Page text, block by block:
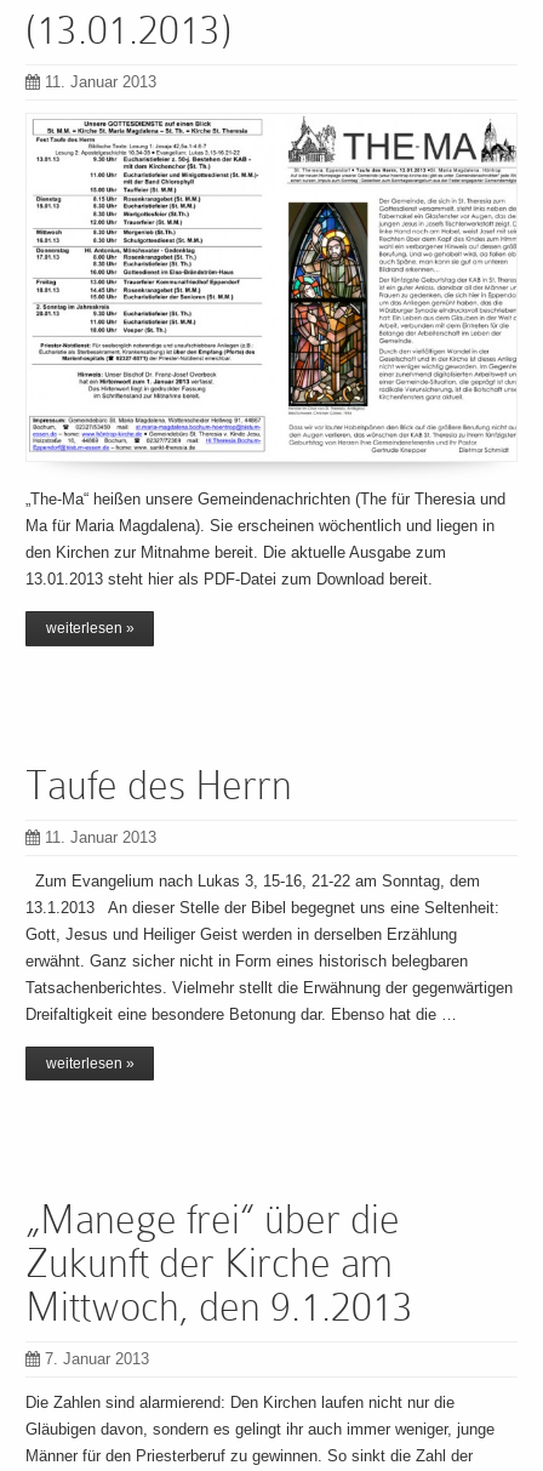
(13.01.2013)
11. Januar 2013
„The-Ma“ heißen unsere Gemeindenachrichten (The für Theresia und
Ma für Maria Magdalena). Sie erscheinen wöchentlich und liegen in
den Kirchen zur Mitnahme bereit. Die aktuelle Ausgabe zum
13.01.2013 steht hier als PDF-Datei zum Download bereit.
weiterlesen »
Taufe des Herrn
11. Januar 2013
Zum Evangelium nach Lukas 3, 15-16, 21-22 am Sonntag, dem
13.1.2013 An dieser Stelle der Bibel begegnet uns eine Seltenheit:
Gott, Jesus und Heiliger Geist werden in derselben Erzählung
erwähnt. Ganz sicher nicht in Form eines historisch belegbaren
Tatsachenberichtes. Vielmehr stellt die Erwähnung der gegenwärtigen
Dreifaltigkeit eine besondere Betonung dar. Ebenso hat die …
weiterlesen »
„Manege frei“ über die
Zukunft der Kirche am
Mittwoch, den 9.1.2013
7. Januar 2013
Die Zahlen sind alarmierend: Den Kirchen laufen nicht nur die
Gläubigen davon, sondern es gelingt ihr auch immer weniger, junge
Männer für den Priesterberuf zu gewinnen. So sinkt die Zahl der